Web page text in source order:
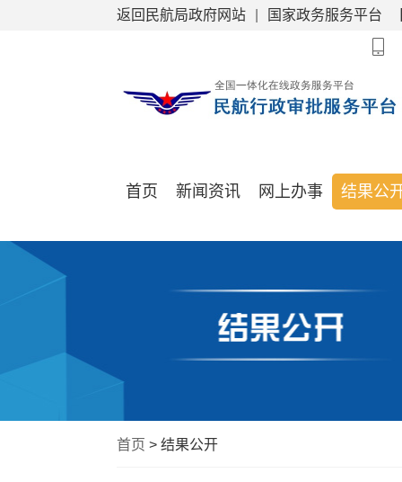
返回民航局政府网站 国家政务服务平台
首页 新闻资讯 网上办事 结果公
首页 > 结果公开
Alt
式